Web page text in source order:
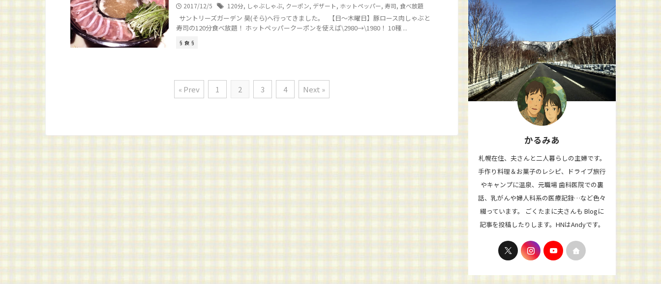
2017/12/5 120分, しゃぶしゃぶ, クーポン, デザート, ホットペッパー, 寿司, 食べ放題
サントリーズガーデン 昊(そら)へ行ってきました。 【日～木曜日】豚ロース肉しゃぶと
寿司の120分食べ放題！ ホットペッパークーポンを使えば\2980→\1980！ 10種 ...
§ 食 §
« Prev 1 2 3 4 Next »
かるみあ
札幌在住、夫さんと二人暮らしの主婦です。
手作り料理＆お菓子のレシピ、ドライブ旅行
やキャンプに温泉、元職場 歯科医院での裏
話、乳がんや婦人科系の医療記録…など色々
綴っています。 ごくたまに夫さんも Blogに
記事を投稿したりします。HNはAndyです。